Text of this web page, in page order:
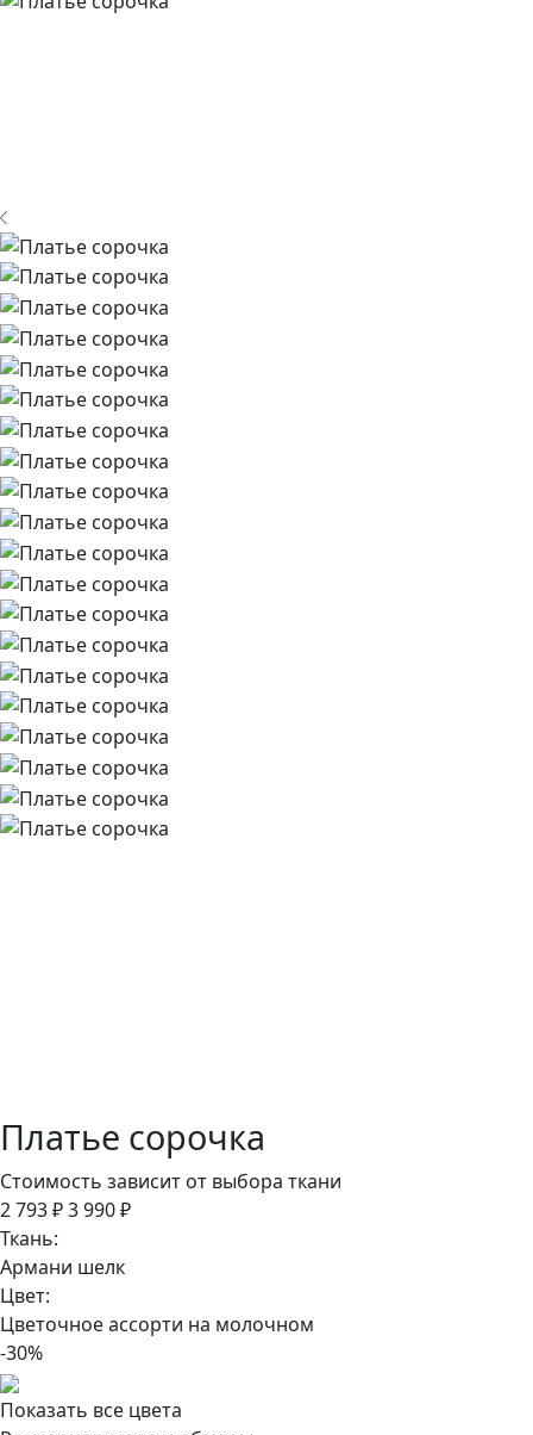
Платье сорочка
Стоимость зависит от выбора ткани
2 793 ₽3 990 ₽
Ткань:
Армани шелк
Цвет:
Цветочное ассорти на молочном
-30%
Показать все цвета